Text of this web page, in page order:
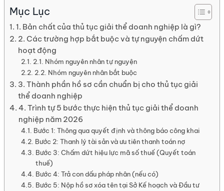
Mục Lục
1. Bản chất của thủ tục giải thể doanh nghiệp là gì?
2. Các trường hợp bắt buộc và tự nguyện chấm dứt
hoạt động
2.1. Nhóm nguyên nhân tự nguyện
2.2. Nhóm nguyên nhân bắt buộc
3. Thành phần hồ sơ cần chuẩn bị cho thủ tục giải
thể doanh nghiệp
4. Trình tự 5 bước thực hiện thủ tục giải thể doanh
nghiệp năm 2026
Bước 1: Thông qua quyết định và thông báo công khai
Bước 2: Thanh lý tài sản và ưu tiên thanh toán nợ
Bước 3: Chấm dứt hiệu lực mã số thuế (Quyết toán
thuế)
Bước 4: Trả con dấu pháp nhân (nếu có)
Bước 5: Nộp hồ sơ xóa tên tại Sở Kế hoạch và Đầu tư